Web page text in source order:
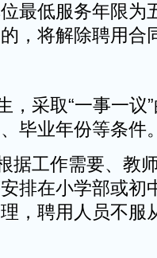
最低服务年限为
，将解除聘用合
，采取“一事一议
毕业年份等条件
据工作需要、教
排在小学部或初
，聘用人员不服